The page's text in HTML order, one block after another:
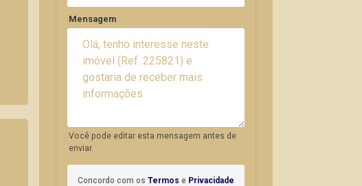
Mensagem
Você pode editar esta mensagem antes de
enviar.
Concordo com os Termos e Privacidade